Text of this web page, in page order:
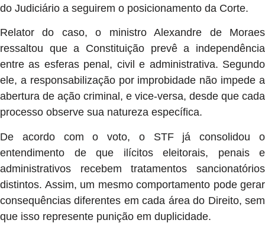
do Judiciário a seguirem o posicionamento da Corte.
Relator do caso, o ministroAlexandre de Moraes
ressaltou que a Constituição prevê a independência
entre as esferas penal, civil e administrativa. Segundo
ele, a responsabilização por improbidade não impede a
abertura de ação criminal, e vice-versa, desde que cada
processo observe sua natureza específica.
De acordo com o voto, o STF já consolidou o
entendimento de que ilícitos eleitorais, penais e
administrativos recebem tratamentos sancionatórios
distintos. Assim, um mesmo comportamento pode gerar
consequências diferentes em cada área do Direito, sem
que isso represente punição em duplicidade.